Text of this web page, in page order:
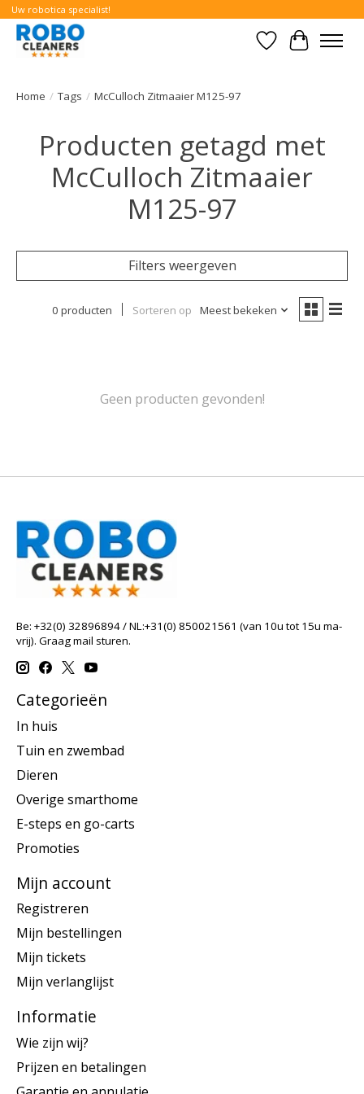
Uw robotica specialist!
Verlanglijst
Home / Tags / McCulloch Zitmaaier M125-97
Producten getagd met
McCulloch Zitmaaier
M125-97
Filters weergeven
0 producten Sorteren op Meest bekeken
Geen producten gevonden!
Be: +32(0) 32896894 / NL:+31(0) 850021561 (van 10u tot 15u ma-
vrij). Graag mail sturen.
Categorieën
In huis
Tuin en zwembad
Dieren
Overige smarthome
E-steps en go-carts
Promoties
Mijn account
Registreren
Mijn bestellingen
Mijn tickets
Mijn verlanglijst
Informatie
Wie zijn wij?
Prijzen en betalingen